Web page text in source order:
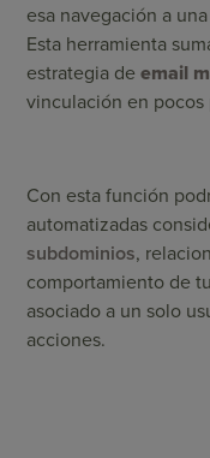
esa navegación a
Esta herramienta
estrategia deemail
vinculación en pocos
Con esta función
automatizadas
subdominios,
comportamiento de
asociado a un solo
acciones.